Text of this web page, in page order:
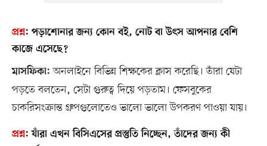
প্রশ্ন: পড়াশোনার জন্য কোন বই, নোট বা উৎস আপনার বেশি
কাজে এসেছে?
মাসফিকা: অনলাইনে বিভিন্ন শিক্ষকের ক্লাস করেছি। তাঁরা যেটা
পড়তে বলতেন, সেটা গুরুত্ব দিয়ে পড়তাম। ফেসবুকের
চাকরিসংক্রান্ত গ্রুপগুলোতেও ভালো ভালো উপকরণ পাওয়া যায়।
প্রশ্ন:যাঁরা এখন বিসিএসের প্রস্তুতি নিচ্ছেন, তাঁদের জন্য কী